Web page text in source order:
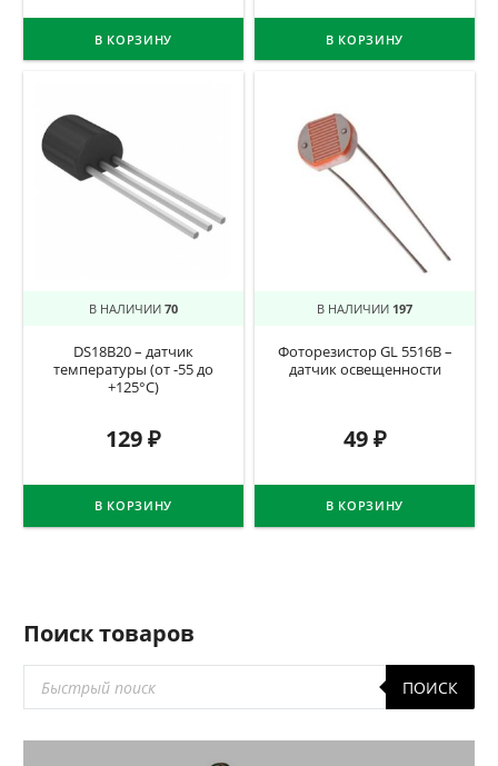
В КОРЗИНУ В КОРЗИНУ
В НАЛИЧИИ 70
DS18B20 – датчик
температуры (от -55 до
+125°C)
129₽
В КОРЗИНУ
В НАЛИЧИИ 197
Фоторезистор GL 5516B –
датчик освещенности
49₽
В КОРЗИНУ
Поиск товаров
товаров
ПОИСК